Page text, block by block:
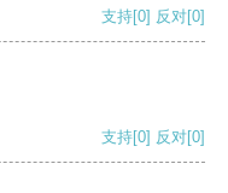
支持[0] 反对[0]
支持[0] 反对[0]